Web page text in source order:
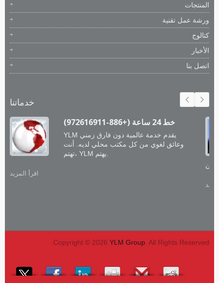
المنتجات
ورشة عمل تقنية
كتالوج
الأخبار
اتصل بنا
خدماتنا
خط 24 ساعة (+886-972616911)
YLM يقدم خدمة عالمية دون فارق زمني
وعائق لغوي من كل مكتب محلي لديه. أنت
اقرأ المزيد
Copyright © 2026 YLM Group . All Rights Reserved.